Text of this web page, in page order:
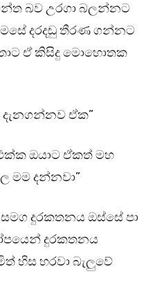
බව උරගා බලන්නට
දරදඬු තීරණ ගන්නට
ඒ කිසිදු මොහොතක
ඒක”
ඔයාට ඒකත් මහ
මම දන්නවා”
දුරකතනය ඔස්සේ පා
දුරකතනය
හිස හරවා බැලුවේ